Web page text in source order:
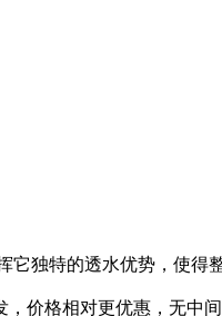
独特的透水优势，使得
价格相对更优惠，无中